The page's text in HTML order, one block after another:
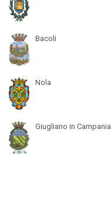
Bacoli
Nola
Giugliano in Campania